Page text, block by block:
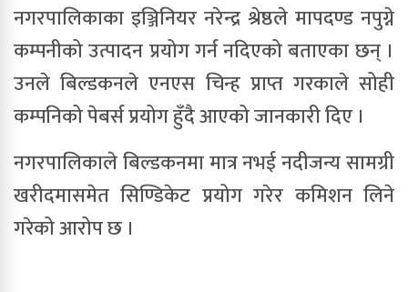
नगरपालिकाका इञ्जिनियर नरेन्द्र श्रेष्ठले मापदण्ड नपुग्ने
कम्पनीको उत्पादन प्रयोग गर्न नदिएको बताएका छन् ।
उनले बिल्डकनले एनएस चिन्ह प्राप्त गरकाले सोही
कम्पनिको पेबर्स प्रयोग हुँदै आएको जानकारी दिए ।
नगरपालिकाले बिल्डकनमा मात्र नभई नदीजन्य सामग्री
खरीदमासमेत सिण्डिकेट प्रयोग गरेर कमिशन लिने
गरेको आरोप छ ।